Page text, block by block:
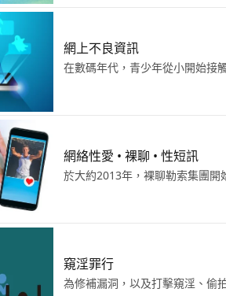
網上不良資訊
在數碼年代，青少年從小開始接
網絡性愛 • 裸聊 • 性短訊
於大約2013年，裸聊勒索集團
窺淫罪行
為修補漏洞，以及打擊窺淫、偷